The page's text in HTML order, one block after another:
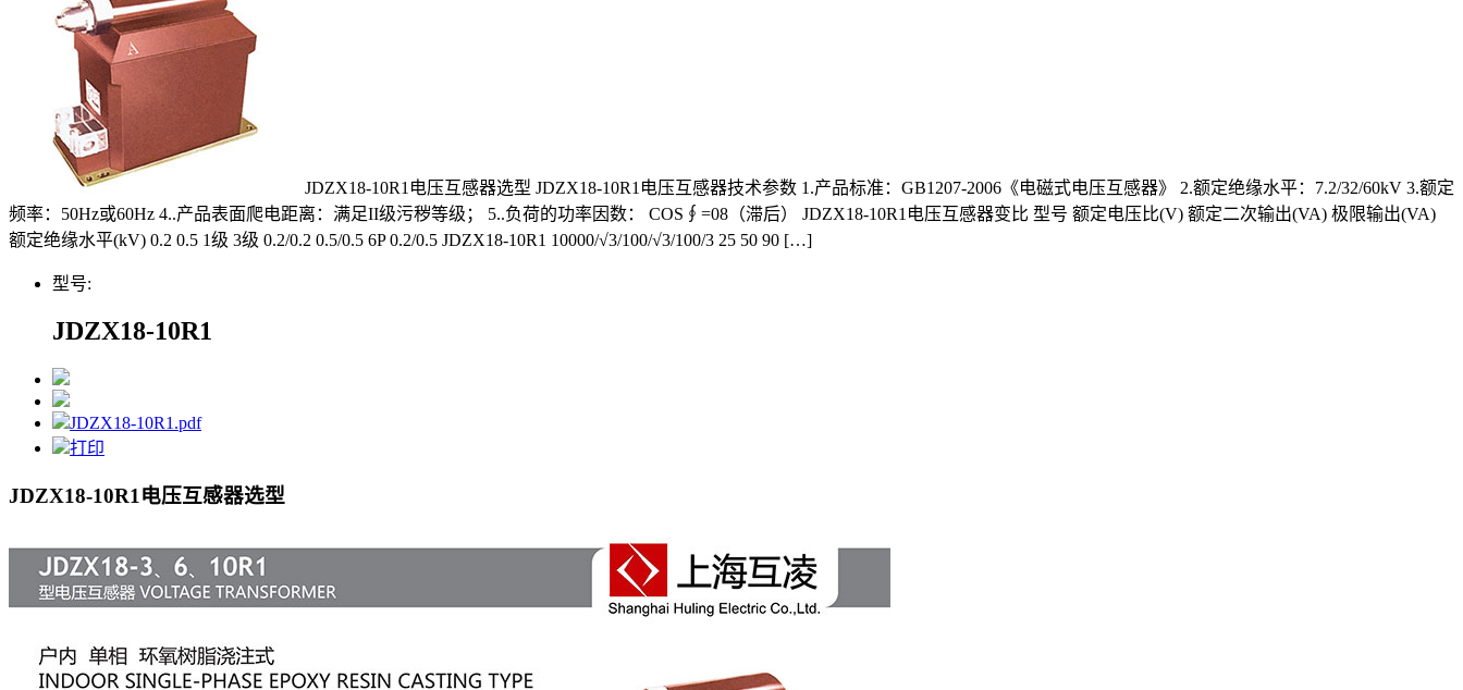
JDZX18-10R1电压互感器选型 JDZX18-10R1电压互感器技术参数 1.产品标准：GB1207-2006《电磁式电压互感器》 2.额定绝缘水平：7.2/32/60kV 3.额定
频率：50Hz或60Hz 4..产品表面爬电距离：满足II级污秽等级； 5..负荷的功率因数： COS∮=08（滞后） JDZX18-10R1电压互感器变比 型号 额定电压比(V) 额定二次输出(VA) 极限输出(VA)
额定绝缘水平(kV) 0.2 0.5 1级 3级 0.2/0.2 0.5/0.5 6P 0.2/0.5 JDZX18-10R1 10000/√3/100/√3/100/3 25 50 90 […]
型号:
JDZX18-10R1
JDZX18-10R1.pdf
打印
JDZX18-10R1电压互感器选型